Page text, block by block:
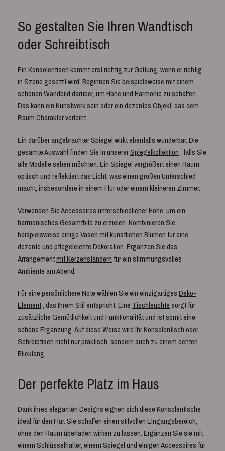
So gestalten Sie Ihren Wandtisch
oder Schreibtisch
Ein Konsolentisch kommt erst richtig zur Geltung, wenn er richtig
in Szene gesetzt wird. Beginnen Sie beispielsweise mit einem
schönenWandbilddarüber, um Höhe und Harmonie zu schaffen.
Das kann ein Kunstwerk sein oder ein dezentes Objekt, das dem
Raum Charakter verleiht.
Ein darüber angebrachter Spiegel wirkt ebenfalls wunderbar. Die
gesamte Auswahl finden Sie in unsererSpiegelkollektion, falls Sie
alle Modelle sehen möchten. Ein Spiegel vergrößert einen Raum
optisch und reflektiert das Licht, was einen großen Unterschied
macht, insbesondere in einem Flur oder einem kleineren Zimmer.
Verwenden Sie Accessoires unterschiedlicher Höhe, um ein
harmonisches Gesamtbild zu erzielen. Kombinieren Sie
beispielsweise einigeVasenmitkünstlichen Blumen für eine
dezente und pflegeleichte Dekoration. Ergänzen Sie das
Arrangementmit Kerzenständern für ein stimmungsvolles
Ambiente am Abend.
Für eine persönlichere Note wählen Sie ein einzigartigesDeko-
Element, das Ihrem Stil entspricht. Eine Tischleuchtesorgt für
zusätzliche Gemütlichkeit und Funktionalität und ist somit eine
schöne Ergänzung. Auf diese Weise wird Ihr Konsolentisch oder
Schreibtisch nicht nur praktisch, sondern auch zu einem echten
Blickfang.
Der perfekte Platz im Haus
Dank ihres eleganten Designs eignen sich diese Konsolentische
ideal für den Flur. Sie schaffen einen stilvollen Eingangsbereich,
ohne den Raum überladen wirken zu lassen. Ergänzen Sie sie mit
einem Schlüsselhalter, einem Spiegel und einigen Accessoires für